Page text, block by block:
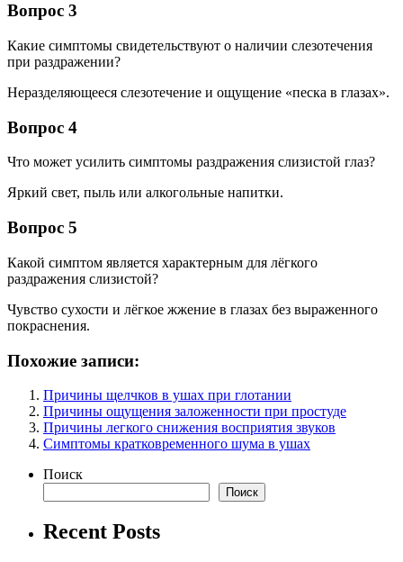
Вопрос 3
Какие симптомы свидетельствуют о наличии слезотечения
при раздражении?
Неразделяющееся слезотечение и ощущение «песка в глазах».
Вопрос 4
Что может усилить симптомы раздражения слизистой глаз?
Яркий свет, пыль или алкогольные напитки.
Вопрос 5
Какой симптом является характерным для лёгкого
раздражения слизистой?
Чувство сухости и лёгкое жжение в глазах без выраженного
покраснения.
Похожие записи:
Причины щелчков в ушах при глотании
Причины ощущения заложенности при простуде
Причины легкого снижения восприятия звуков
Симптомы кратковременного шума в ушах
Поиск
Поиск
Recent Posts